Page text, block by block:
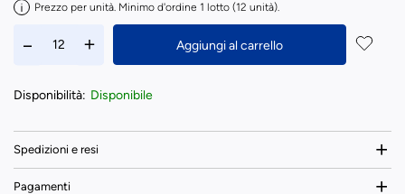
Prezzo per unità. Minimo d'ordine 1 lotto (12 unità).
Aggiungi al carrello
Disponibilità: Disponibile
Spedizioni e resi
Pagamenti